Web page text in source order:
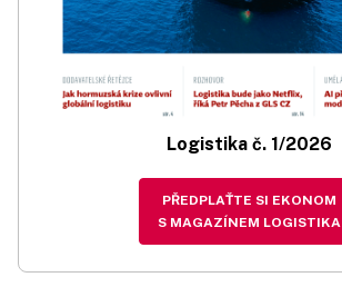
Logistika č. 1/2026
PŘEDPLAŤTE SI EKONOM
S MAGAZÍNEM LOGISTIKA